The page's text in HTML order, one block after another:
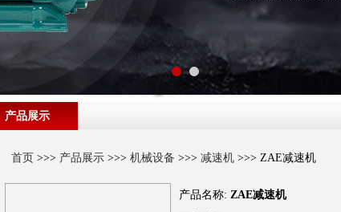
产品展示
首页 >>> 产品展示>>> 机械设备 >>> 减速机>>> ZAE减速机
产品名称: ZAE减速机